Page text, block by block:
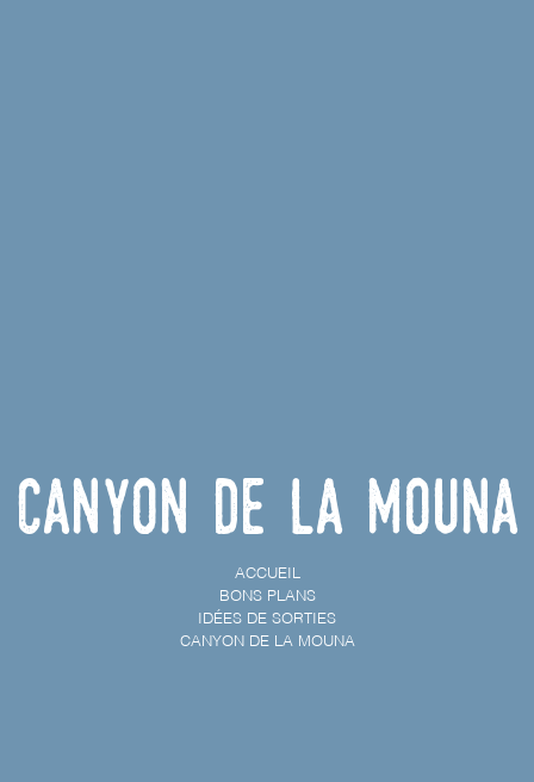
Canyon de la Mouna
ACCUEIL
BONS PLANS
IDÉES DE SORTIES
CANYON DE LA MOUNA